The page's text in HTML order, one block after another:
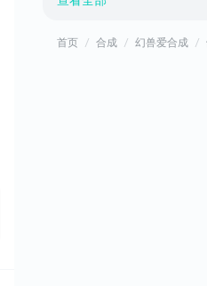
首页 合成 幻兽爱合成